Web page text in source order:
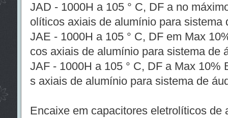
JAD - 1000H a 105 ° C, DF a no
olíticos axiais de alumínio para sistema
JAE - 1000H a 105 ° C, DF em Max
cos axiais de alumínio para sistema de
JAF - 1000H a 105 ° C, DF a Max 10%
s axiais de alumínio para sistema de
Encaixe em capacitores eletrolíticos de